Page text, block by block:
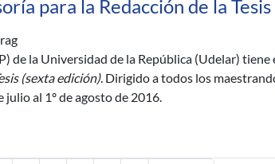
para la Redacción de la Tesis
de la Universidad de la República (Udelar) tiene
(sexta edición). Dirigido a todos los
julio al 1º de agosto de 2016.